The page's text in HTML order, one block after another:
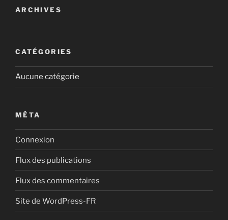
ARCHIVES
CATÉGORIES
Aucune catégorie
MÉTA
Connexion
Flux des publications
Flux des commentaires
Site de WordPress-FR